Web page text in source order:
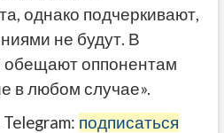
однако подчеркивают,
не будут. В
обещают оппонентам
в любом случае».
подписаться